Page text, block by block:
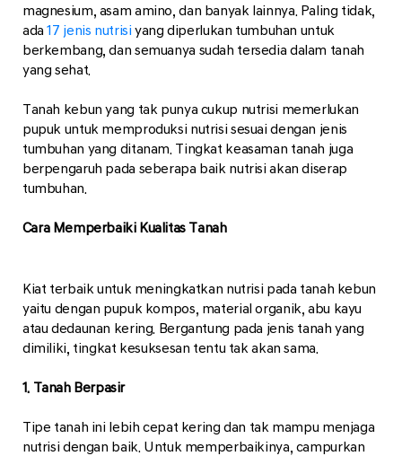
magnesium, asam amino, dan banyak lainnya. Paling tidak,
ada 17 jenis nutrisi yang diperlukan tumbuhan untuk
berkembang, dan semuanya sudah tersedia dalam tanah
yang sehat.
Tanah kebun yang tak punya cukup nutrisi memerlukan
pupuk untuk memproduksi nutrisi sesuai dengan jenis
tumbuhan yang ditanam. Tingkat keasaman tanah juga
berpengaruh pada seberapa baik nutrisi akan diserap
tumbuhan.
Cara Memperbaiki Kualitas Tanah
Kiat terbaik untuk meningkatkan nutrisi pada tanah kebun
yaitu dengan pupuk kompos, material organik, abu kayu
atau dedaunan kering. Bergantung pada jenis tanah yang
dimiliki, tingkat kesuksesan tentu tak akan sama.
1. Tanah Berpasir
Tipe tanah ini lebih cepat kering dan tak mampu menjaga
nutrisi dengan baik. Untuk memperbaikinya, campurkan